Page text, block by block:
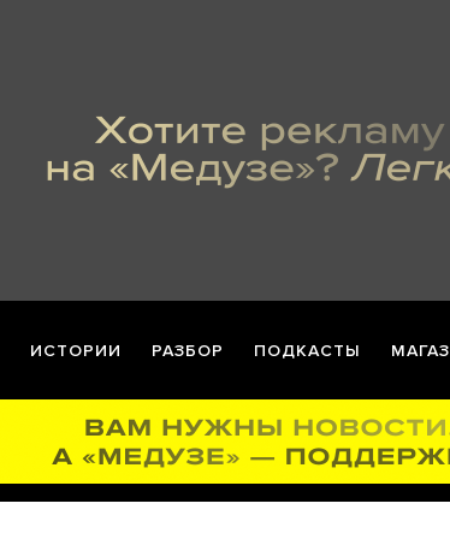
ИСТОРИИ РАЗБОР ПОДКАСТЫ МАГАЗ